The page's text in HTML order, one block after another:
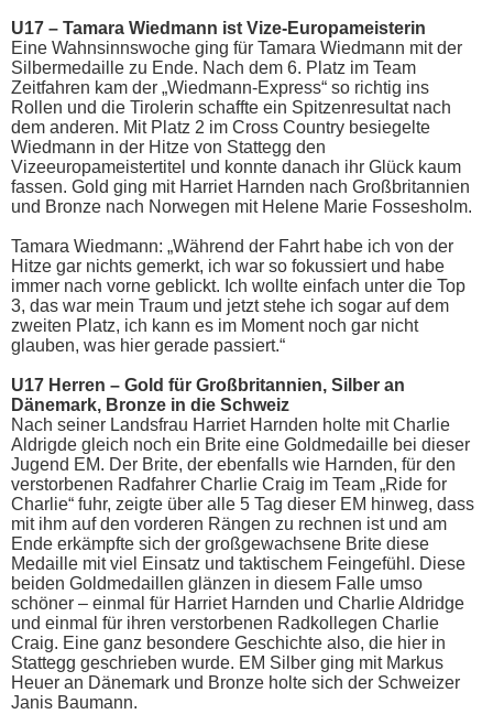
U17 – Tamara Wiedmann ist Vize-Europameisterin
Eine Wahnsinnswoche ging für Tamara Wiedmann mit der
Silbermedaille zu Ende. Nach dem 6. Platz im Team
Zeitfahren kam der „Wiedmann-Express“ so richtig ins
Rollen und die Tirolerin schaffte ein Spitzenresultat nach
dem anderen. Mit Platz 2 im Cross Country besiegelte
Wiedmann in der Hitze von Stattegg den
Vizeeuropameistertitel und konnte danach ihr Glück kaum
fassen. Gold ging mit Harriet Harnden nach Großbritannien
und Bronze nach Norwegen mit Helene Marie Fossesholm.
Tamara Wiedmann: „Während der Fahrt habe ich von der
Hitze gar nichts gemerkt, ich war so fokussiert und habe
immer nach vorne geblickt. Ich wollte einfach unter die Top
3, das war mein Traum und jetzt stehe ich sogar auf dem
zweiten Platz, ich kann es im Moment noch gar nicht
glauben, was hier gerade passiert.“
U17 Herren – Gold für Großbritannien, Silber an
Dänemark, Bronze in die Schweiz
Nach seiner Landsfrau Harriet Harnden holte mit Charlie
Aldrigde gleich noch ein Brite eine Goldmedaille bei dieser
Jugend EM. Der Brite, der ebenfalls wie Harnden, für den
verstorbenen Radfahrer Charlie Craig im Team „Ride for
Charlie“ fuhr, zeigte über alle 5 Tag dieser EM hinweg, dass
mit ihm auf den vorderen Rängen zu rechnen ist und am
Ende erkämpfte sich der großgewachsene Brite diese
Medaille mit viel Einsatz und taktischem Feingefühl. Diese
beiden Goldmedaillen glänzen in diesem Falle umso
schöner – einmal für Harriet Harnden und Charlie Aldridge
und einmal für ihren verstorbenen Radkollegen Charlie
Craig. Eine ganz besondere Geschichte also, die hier in
Stattegg geschrieben wurde. EM Silber ging mit Markus
Heuer an Dänemark und Bronze holte sich der Schweizer
Janis Baumann.